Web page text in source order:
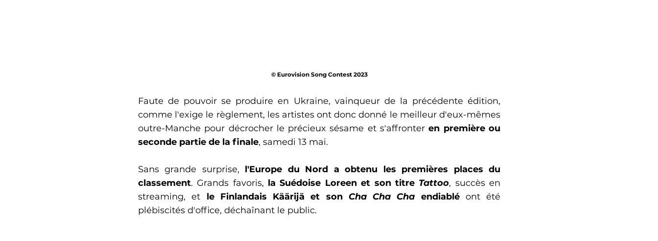
© Eurovision Song Contest 2023
Faute de pouvoir se produire en Ukraine, vainqueur de la précédente édition,
comme l'exige le règlement, les artistes ont donc donné le meilleur d'eux-mêmes
outre-Manche pour décrocher le précieux sésame et s'affronter en première ou
seconde partie de la finale, samedi 13 mai.
Sans grande surprise, l'Europe du Nord a obtenu les premières places du
classement. Grands favoris, la Suédoise Loreen et son titre Tattoo, succès en
streaming, et le Finlandais Käärijä et son Cha Cha Cha endiablé ont été
plébiscités d'office, déchaînant le public.